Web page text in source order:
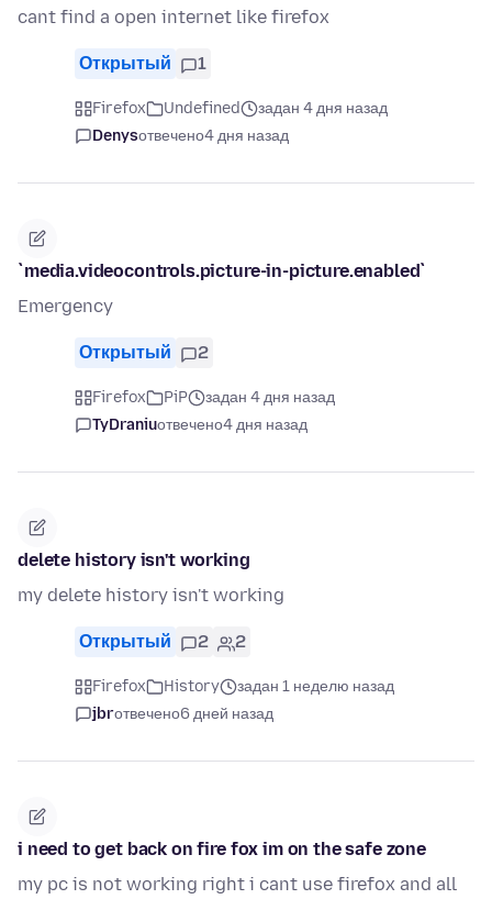
cant find a open internet like firefox
Открытый 1
Firefox Undefined
задан 4 дня назад
Denysотвечено4 дня назад
`media.videocontrols.picture-in-picture.enabled`
Emergency
Открытый 2
Firefox PiP
задан 4 дня назад
TyDraniuотвечено4 дня назад
delete history isn't working
my delete history isn't working
Открытый 2 2
Firefox History
задан 1 неделю назад
jbrотвечено6 дней назад
i need to get back on fire fox im on the safe zone
my pc is not working right i cant use firefox and all